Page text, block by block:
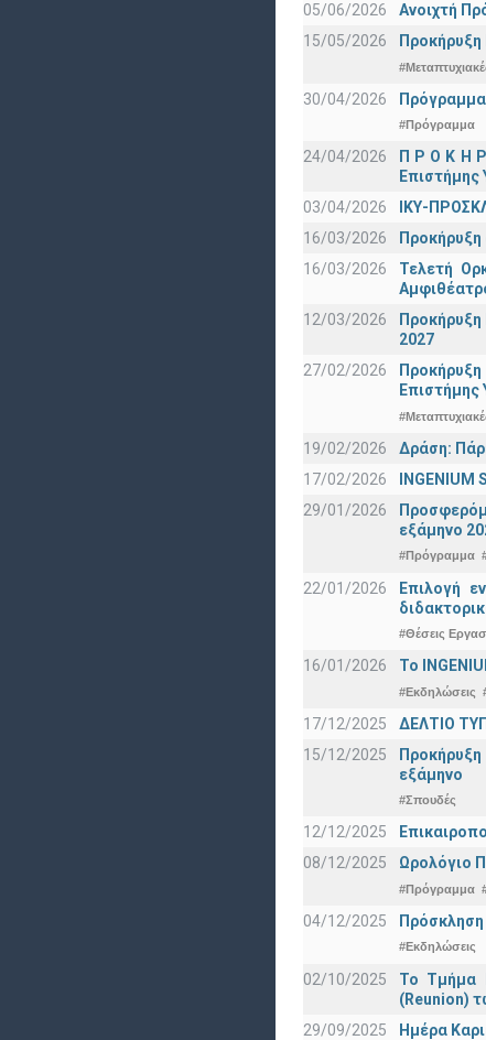
05/06/2026
Ανοιχτή
15/05/2026
Προκήρυξη
30/04/2026 Πρόγραμμα
#Πρόγραμμα
24/04/2026
Π Ρ Ο Κ Η Ρ
03/04/2026
ΙΚΥ-
16/03/2026
16/03/2026
Τελετή
12/03/2026
2027
27/02/2026
19/02/2026
Δράση:
17/02/2026
29/01/2026
εξάμηνο
#Πρόγραμμα
22/01/2026
Επιλογή
#Θέσεις
16/01/2026 Το
#Εκδηλώσεις
17/12/2025
ΔΕΛΤΙΟ
15/12/2025
εξάμηνο
#Σπουδές
12/12/2025
08/12/2025
Ωρολόγιο
#Πρόγραμμα
04/12/2025
#Εκδηλώσεις
02/10/2025
Το Τμήμα
(Reunion)
29/09/2025
Ημέρα